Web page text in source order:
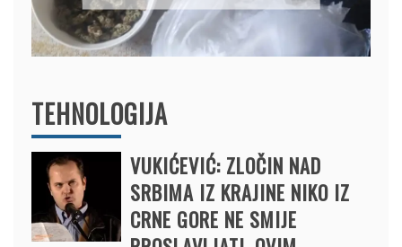
12. februar 2025.
TEHNOLOGIJA
VUKIĆEVIĆ: ZLOČIN NAD
SRBIMA IZ KRAJINE NIKO IZ
CRNE GORE NE SMIJE